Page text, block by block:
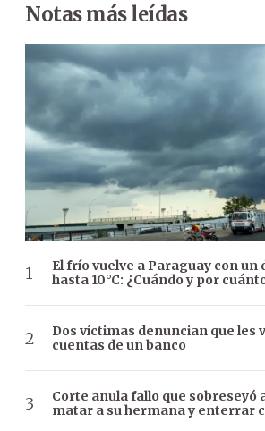
Notas más leídas
El frío vuelve a Paraguay con un
hasta 10°C: ¿Cuándo y por
Dos víctimas denuncian que les
cuentas de un banco
Corte anula fallo que sobreseyó
matar a su hermana y enterrar